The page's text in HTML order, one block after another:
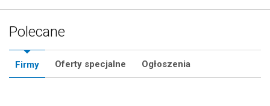
Polecane
Firmy Oferty specjalne Ogłoszenia